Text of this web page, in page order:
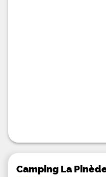
Camping La